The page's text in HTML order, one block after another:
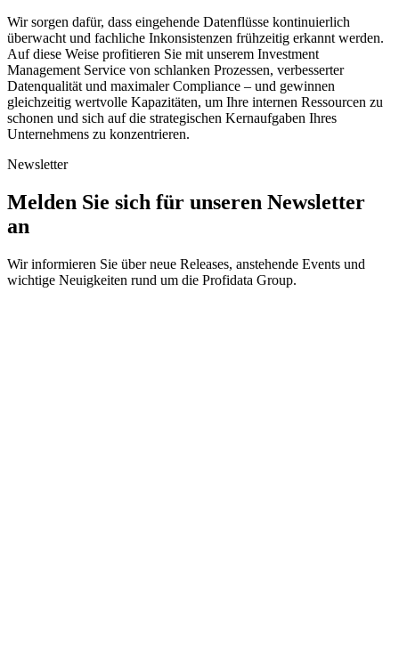
Wir sorgen dafür, dass eingehende Datenflüsse kontinuierlich
überwacht und fachliche Inkonsistenzen frühzeitig erkannt werden.
Auf diese Weise profitieren Sie mit unserem Investment
Management Service von schlanken Prozessen, verbesserter
Datenqualität und maximaler Compliance – und gewinnen
gleichzeitig wertvolle Kapazitäten, um Ihre internen Ressourcen zu
schonen und sich auf die strategischen Kernaufgaben Ihres
Unternehmens zu konzentrieren.
Newsletter
Melden Sie sich für unseren Newsletter
an
Wir informieren Sie über neue Releases, anstehende Events und
wichtige Neuigkeiten rund um die Profidata Group.